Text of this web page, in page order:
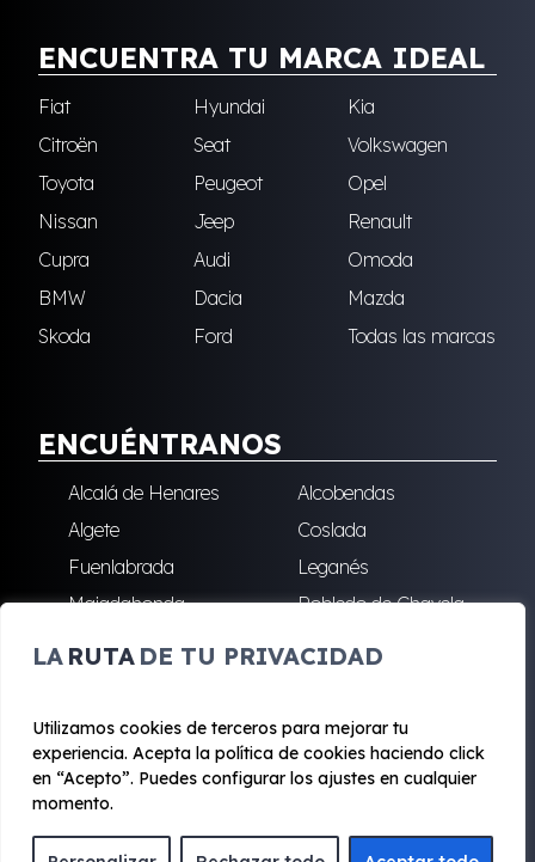
LA RUTA DE TU PRIVACIDAD
Utilizamos cookies de terceros para mejorar tu
experiencia. Acepta la política de cookies haciendo click
en “Acepto”. Puedes configurar los ajustes en cualquier
momento.
ENCUENTRA TU MARCA IDEAL
Fiat Hyundai
Kia
Citroën
Seat
Volkswagen
Toyota
Peugeot
Opel
Nissan
Jeep
Renault
Cupra
Audi
Omoda
BMW
Dacia
Mazda
Skoda
Ford Todas las marcas
ENCUÉNTRANOS
Alcalá de Henares
Alcobendas
Algete
Coslada
Fuenlabrada
Leganés
Majadahonda
Robledo de Chavela
Reyes
© 2020 - 2026 Renting Mad
Aviso legal y Privacidad